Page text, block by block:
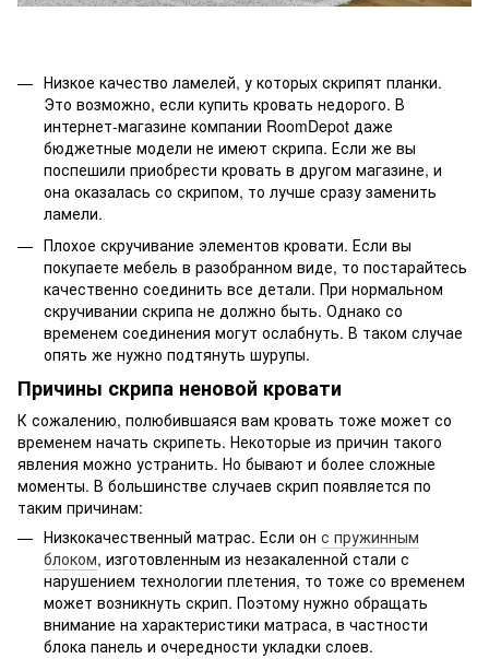
Низкое качество ламелей, у которых скрипят планки.
Это возможно, если купить кровать недорого. В
интернет-магазине компании RoomDepot даже
бюджетные модели не имеют скрипа. Если же вы
поспешили приобрести кровать в другом магазине, и
она оказалась со скрипом, то лучше сразу заменить
ламели.
Плохое скручивание элементов кровати. Если вы
покупаете мебель в разобранном виде, то постарайтесь
качественно соединить все детали. При нормальном
скручивании скрипа не должно быть. Однако со
временем соединения могут ослабнуть. В таком случае
опять же нужно подтянуть шурупы.
Причины скрипа неновой кровати
К сожалению, полюбившаяся вам кровать тоже может со
временем начать скрипеть. Некоторые из причин такого
явления можно устранить. Но бывают и более сложные
моменты. В большинстве случаев скрип появляется по
таким причинам:
Низкокачественный матрас. Если он с пружинным
блоком, изготовленным из незакаленной стали с
нарушением технологии плетения, то тоже со временем
может возникнуть скрип. Поэтому нужно обращать
внимание на характеристики матраса, в частности
блока панель и очередности укладки слоев.